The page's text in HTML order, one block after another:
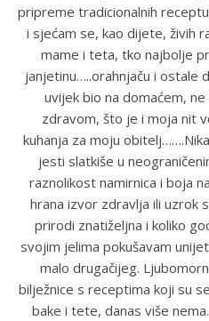
pripreme tradicionalnih
i sjećam se, kao dijete, živih
mame i teta, tko najbolje
janjetinu…..orahnjaču i ostale
uvijek bio na domaćem,
zdravom, što je i moja nit
kuhanja za moju
jesti slatkiše u
raznolikost namirnica i boja
hrana izvor zdravlja ili uzrok
prirodi znatiželjna i koliko
svojim jelima pokušavam
malo drugačijeg.
bilježnice s receptima koji su
bake i tete, danas više